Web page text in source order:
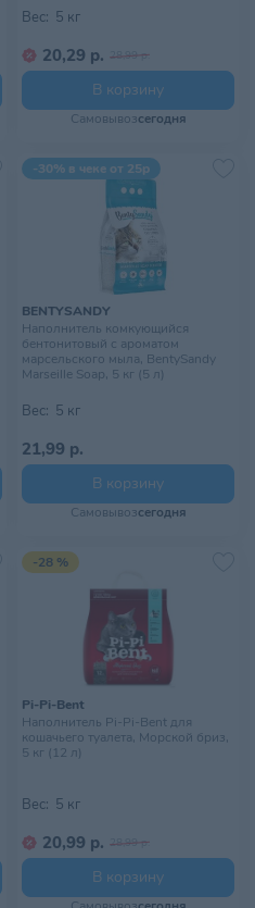
Вес: 5 кг
20,29 р. 28,99 р.
В корзину
Самовывозсегодня
-30% в чеке от 25р
BENTYSANDY
Наполнитель комкующийся
бентонитовый с ароматом
марсельского мыла, BentySandy
Marseille Soap, 5 кг (5 л)
Вес: 5 кг
21,99 р.
В корзину
Самовывозсегодня
-28 %
Pi-Pi-Bent
Наполнитель Pi-Pi-Bent для
кошачьего туалета, Морской бриз,
5 кг (12 л)
Вес: 5 кг
20,99 р. 28,99 р.
В корзину